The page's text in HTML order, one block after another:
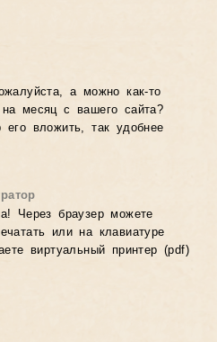
а можно как-то
на месяц с вашего сайта?
его вложить, так удобнее
Через браузер можете
или на клавиатуре
виртуальный принтер (pdf)